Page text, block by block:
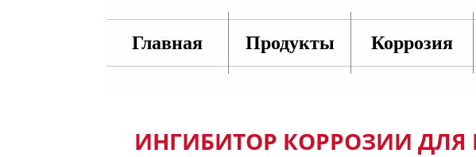
Главная Продукты Коррозия
ИНГИБИТОР КОРРОЗИИ ДЛЯ